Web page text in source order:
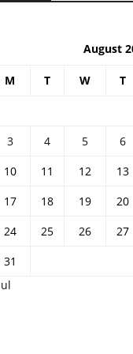
August
M T W T
3
4 5 6
10
11 12 13
17
18 19 20
24
25 26 27
31